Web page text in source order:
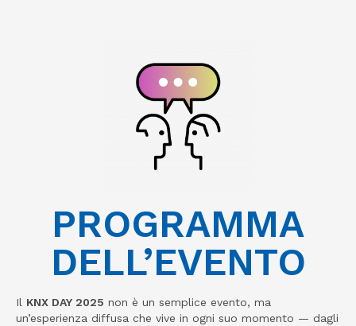
PROGRAMMA
DELL’EVENTO
Il KNX DAY 2025 non è un semplice evento, ma
un’esperienza diffusa che vive in ogni suo momento — dagli